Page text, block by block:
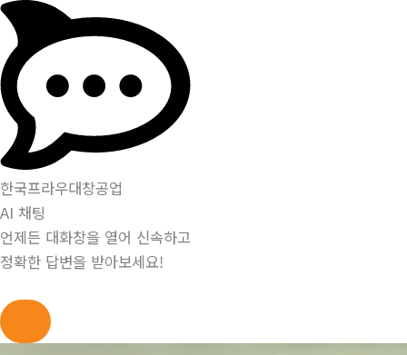
한국프라우대창공업
AI 채팅
언제든 대화창을 열어 신속하고
정확한 답변을 받아보세요!